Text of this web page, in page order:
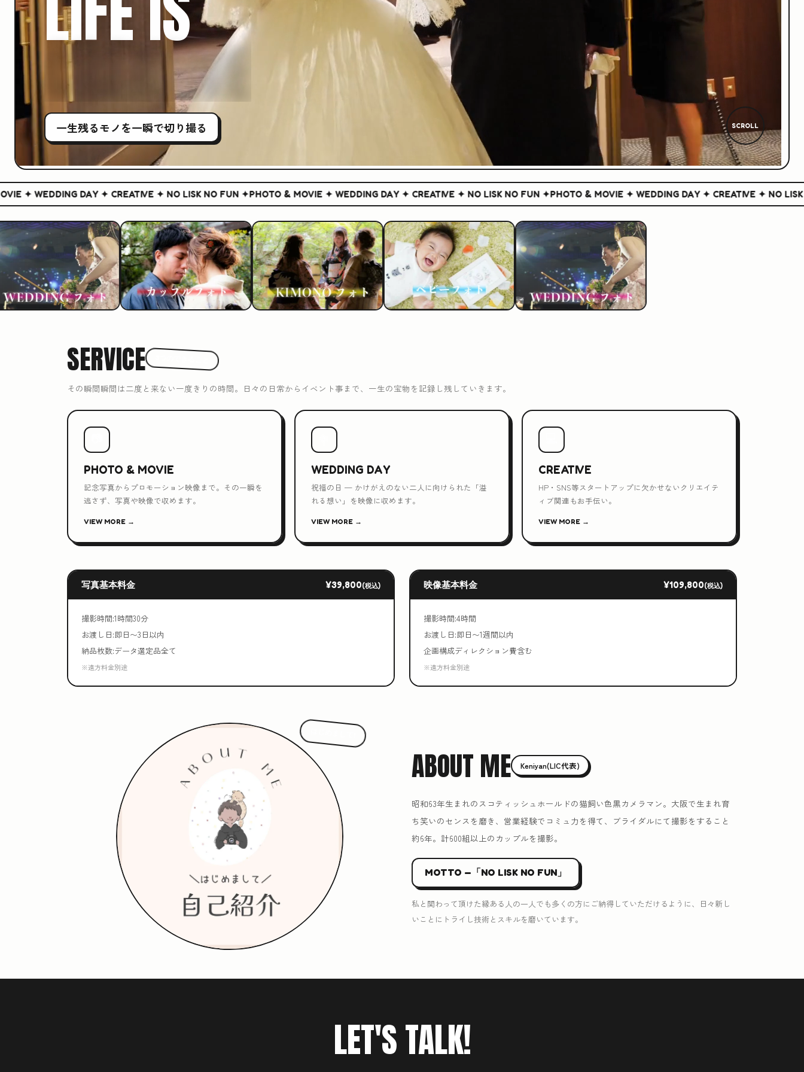
CREATIVE
一生残るモノを一瞬で切り撮る SCROLL
WEDDING DAY ✦ CREATIVE ✦ NO LISK NO FUN ✦PHOTO & MOVIE ✦ WEDDING DAY ✦ CREATIVE ✦ NO LISK NO FUN ✦PHOTO & MOVIE ✦ WEDDING DAY ✦ CREATIVE ✦ NO LISK NO
SERVICE
その瞬間瞬間は二度と来ない一度きりの時間。日々の日常からイベント事まで、一生の宝物を記録し残していきます。
PHOTO & MOVIE
記念写真からプロモーション映像まで。その一瞬を
逃さず、写真や映像で収めます。
VIEW MORE →
WEDDING DAY
祝福の日 — かけがえのない二人に向けられた「溢
れる想い」を映像に収めます。
VIEW MORE →
CREATIVE
HP・SNS等スタートアップに欠かせないクリエイテ
ィブ関連もお手伝い。
VIEW MORE →
写真基本料金 ¥39,800(税込)
撮影時間:1時間30分
お渡し日:即日〜3日以内
納品枚数:データ選定品全て
※遠方料金別途
映像基本料金 ¥109,800(税込)
撮影時間:4時間
お渡し日:即日〜1週間以内
企画構成ディレクション費含む
※遠方料金別途
ABOUT ME Keniyan(LIC代表)
昭和63年生まれのスコティッシュホールドの猫飼い色黒カメラマン。大阪で生まれ育
ち笑いのセンスを磨き、営業経験でコミュ力を得て、ブライダルにて撮影をすること
約6年。計600組以上のカップルを撮影。
MOTTO —「NO LISK NO FUN」
私と関わって頂けた縁ある人の一人でも多くの方にご納得していただけるように、日々新し
いことにトライし技術とスキルを磨いています。
LET'S TALK!